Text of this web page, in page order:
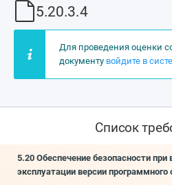
5.20.3.4
Для проведения оценки
документу войдите в
Список
5.20 Обеспечение безопасности при
эксплуатации версии программного